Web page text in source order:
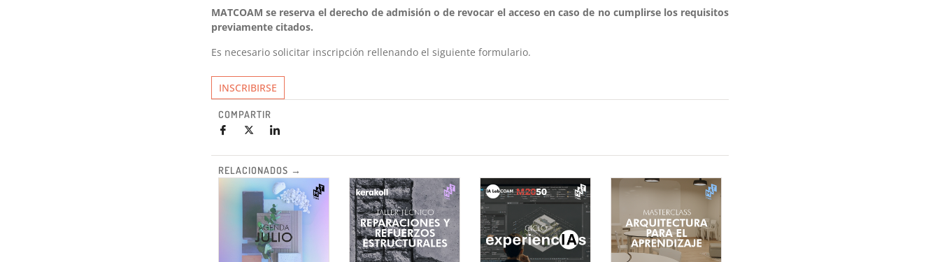
MATCOAM se reserva el derecho de admisión o de revocar el acceso en caso de no cumplirse los requisitos
previamente citados.
Es necesario solicitar inscripción rellenando el siguiente formulario.
INSCRIBIRSE
COMPARTIR
RELACIONADOS →